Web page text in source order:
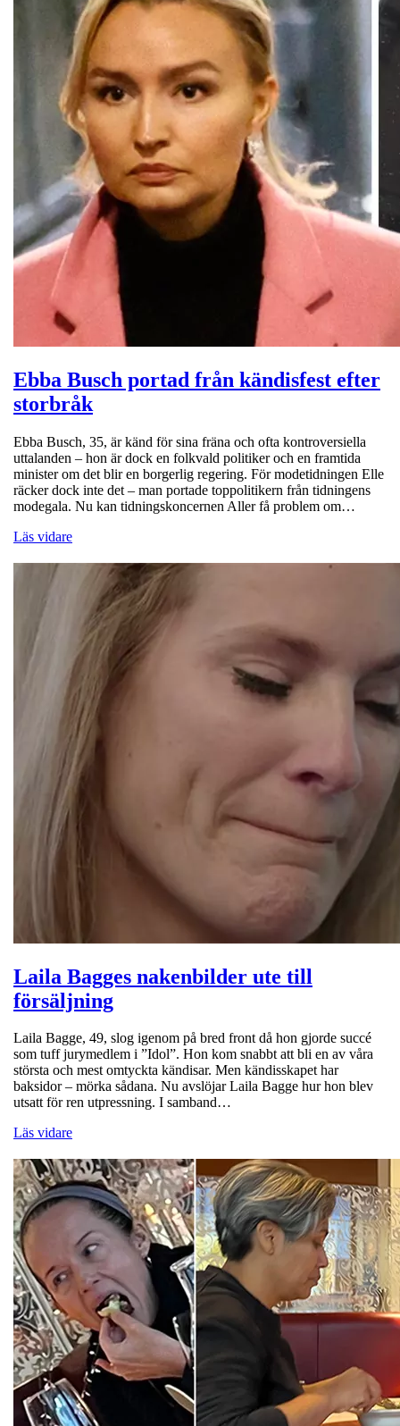
Ebba Busch portad från kändisfest efter
storbråk
Ebba Busch, 35, är känd för sina fräna och ofta kontroversiella
uttalanden – hon är dock en folkvald politiker och en framtida
minister om det blir en borgerlig regering. För modetidningen Elle
räcker dock inte det – man portade toppolitikern från tidningens
modegala. Nu kan tidningskoncernen Aller få problem om…
Läs vidare
Laila Bagges nakenbilder ute till
försäljning
Laila Bagge, 49, slog igenom på bred front då hon gjorde succé
som tuff jurymedlem i ”Idol”. Hon kom snabbt att bli en av våra
största och mest omtyckta kändisar. Men kändisskapet har
baksidor – mörka sådana. Nu avslöjar Laila Bagge hur hon blev
utsatt för ren utpressning. I samband…
Läs vidare